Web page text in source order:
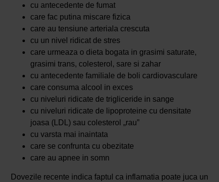
cu antecedente de fumat
care fac putina miscare fizica
care au tensiune arteriala crescuta
cu un nivel ridicat de stres
care urmeaza o dieta bogata in grasimi saturate,
grasimi trans, colesterol, sare si zahar
cu antecedente familiale de boli cardiovasculare
care consuma alcool in exces
cu niveluri ridicate de trigliceride in sange
cu niveluri ridicate de lipoproteine cu densitate
joasa (LDL) sau colesterol „rau”
cu varsta mai inaintata
care se confrunta cu obezitate
care au apnee in somn
Dovezile recente indica faptul ca inflamatia poate juca un